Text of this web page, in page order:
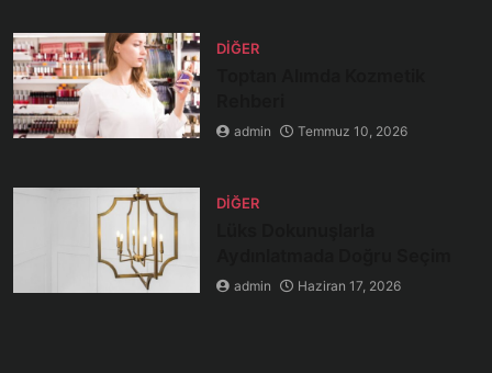
DIĞER
admin Temmuz 10, 2026
DIĞER
admin Haziran 17, 2026